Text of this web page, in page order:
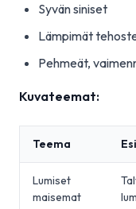
Syvän siniset
Lämpimät
Pehmeät,
Kuvateemat:
Teema
Lumiset
maisemat